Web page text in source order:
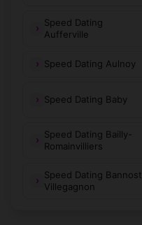
Speed Dating
Aufferville
Speed Dating Aulnoy
Speed Dating Baby
Speed Dating Bailly-
Romainvilliers
Speed Dating Bannost-
Villegagnon